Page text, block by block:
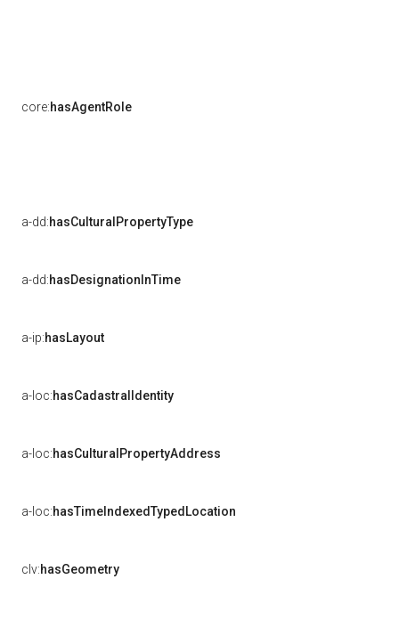
core:hasAgentRole
a-dd:hasCulturalPropertyType
a-dd:hasDesignationInTime
a-ip:hasLayout
a-loc:hasCadastralIdentity
a-loc:hasCulturalPropertyAddress
a-loc:hasTimeIndexedTypedLocation
clv:hasGeometry